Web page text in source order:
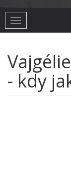
Toggle
navigation
- kdy